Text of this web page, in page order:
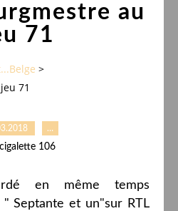
au
71
>
71
…
106
en même temps
Septante et un"sur RTL